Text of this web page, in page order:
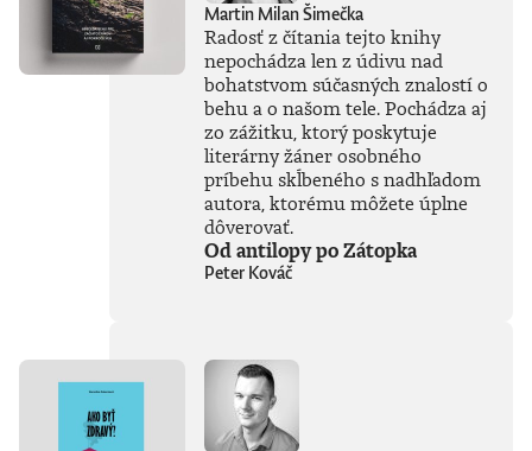
Martin Milan Šimečka
Radosť z čítania tejto knihy
nepochádza len z údivu nad
bohatstvom súčasných znalostí o
behu a o našom tele. Pochádza aj
zo zážitku, ktorý poskytuje
literárny žáner osobného
príbehu skĺbeného s nadhľadom
autora, ktorému môžete úplne
dôverovať.
Od antilopy po Zátopka
Peter Kováč